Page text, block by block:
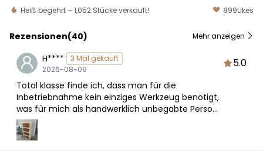
Heiß begehrt –1,052 Stücke verkauft! 899Likes
Rezensionen(40) Mehr anzeigen
H****
3 Mal gekauft
2026-08-09
5.0
Total klasse finde ich, dass man für die
Inbetriebnahme kein einziges Werkzeug benötigt,
was für mich als handwerklich unbegabte Person
ein riesiger Pluspunkt ist. Trotz der Leichtigkeit
beim Auseinanderziehen steht alles bombenfest
auf dem Boden und trägt auch meine schweren